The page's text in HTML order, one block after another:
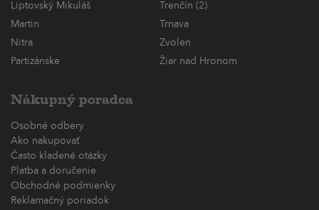
Liptovský Mikuláš
Trenčín (2)
Martin
Trnava
Nitra
Zvolen
Partizánske
Žiar nad Hronom
Nákupný poradca
Osobné odbery
Ako nakupovať
Často kladené otázky
Platba a doručenie
Obchodné podmienky
Reklamačný poriadok